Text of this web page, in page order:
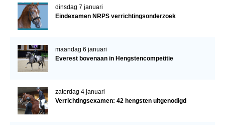
dinsdag 7 januari
Eindexamen NRPS verrichtingsonderzoek
maandag 6 januari
Everest bovenaan in Hengstencompetitie
zaterdag 4 januari
Verrichtingsexamen: 42 hengsten uitgenodigd